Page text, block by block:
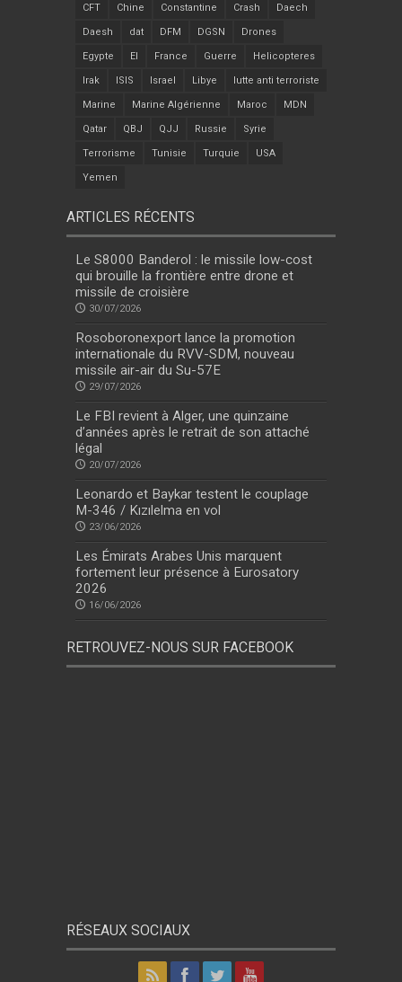
CFT Chine Constantine Crash Daech
Daesh dat DFM DGSN Drones
Egypte EI France Guerre Helicopteres
Irak ISIS Israel Libye lutte anti terroriste
Marine Marine Algérienne Maroc MDN
Qatar QBJ QJJ Russie Syrie
Terrorisme Tunisie Turquie USA
Yemen
ARTICLES RÉCENTS
Le S8000 Banderol : le missile low-cost
qui brouille la frontière entre drone et
missile de croisière
30/07/2026
Rosoboronexport lance la promotion
internationale du RVV-SDM, nouveau
missile air-air du Su-57E
29/07/2026
Le FBI revient à Alger, une quinzaine
d’années après le retrait de son attaché
légal
20/07/2026
Leonardo et Baykar testent le couplage
M-346 / Kızılelma en vol
23/06/2026
Les Émirats Arabes Unis marquent
fortement leur présence à Eurosatory
2026
16/06/2026
RETROUVEZ-NOUS SUR FACEBOOK
RÉSEAUX SOCIAUX